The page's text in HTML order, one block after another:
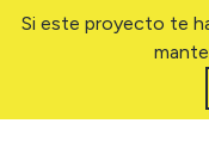
Si este proyecto te